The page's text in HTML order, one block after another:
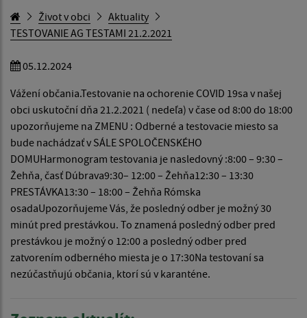
Život v obci
Aktuality
TESTOVANIE AG TESTAMI 21.2.2021
05.12.2024
Vážení občania.Testovanie na ochorenie COVID 19sa v našej
obci uskutoční dňa 21.2.2021 ( nedeľa) v čase od 8:00 do 18:00
upozorňujeme na ZMENU : Odberné a testovacie miesto sa
bude nachádzať v SÁLE SPOLOČENSKÉHO
DOMUHarmonogram testovania je nasledovný :8:00 – 9:30 –
Žehňa, časť Dúbrava9:30– 12:00 – Žehňa12:30 – 13:30
PRESTÁVKA13:30 – 18:00 – Žehňa Rómska
osadaUpozorňujeme Vás, že posledný odber je možný 30
minút pred prestávkou. To znamená posledný odber pred
prestávkou je možný o 12:00 a posledný odber pred
zatvorením odberného miesta je o 17:30Na testovaní sa
nezúčastňujú občania, ktorí sú v karanténe.